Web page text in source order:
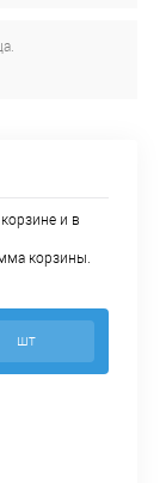
и в
корзины.
шт